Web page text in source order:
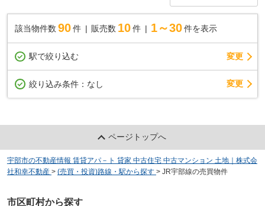
該当物件数 90件 販売数 10 件 1～30 件を表示
駅で絞り込む 変更
絞り込み条件： なし 変更
ページトップへ
宇部市の不動産情報 賃貸アパ－ト 貸家 中古住宅 中古マンション 土地｜株式会
社和幸不動産 > (売買・投資)路線・駅から探す > JR宇部線の売買物件
市区町村から探す